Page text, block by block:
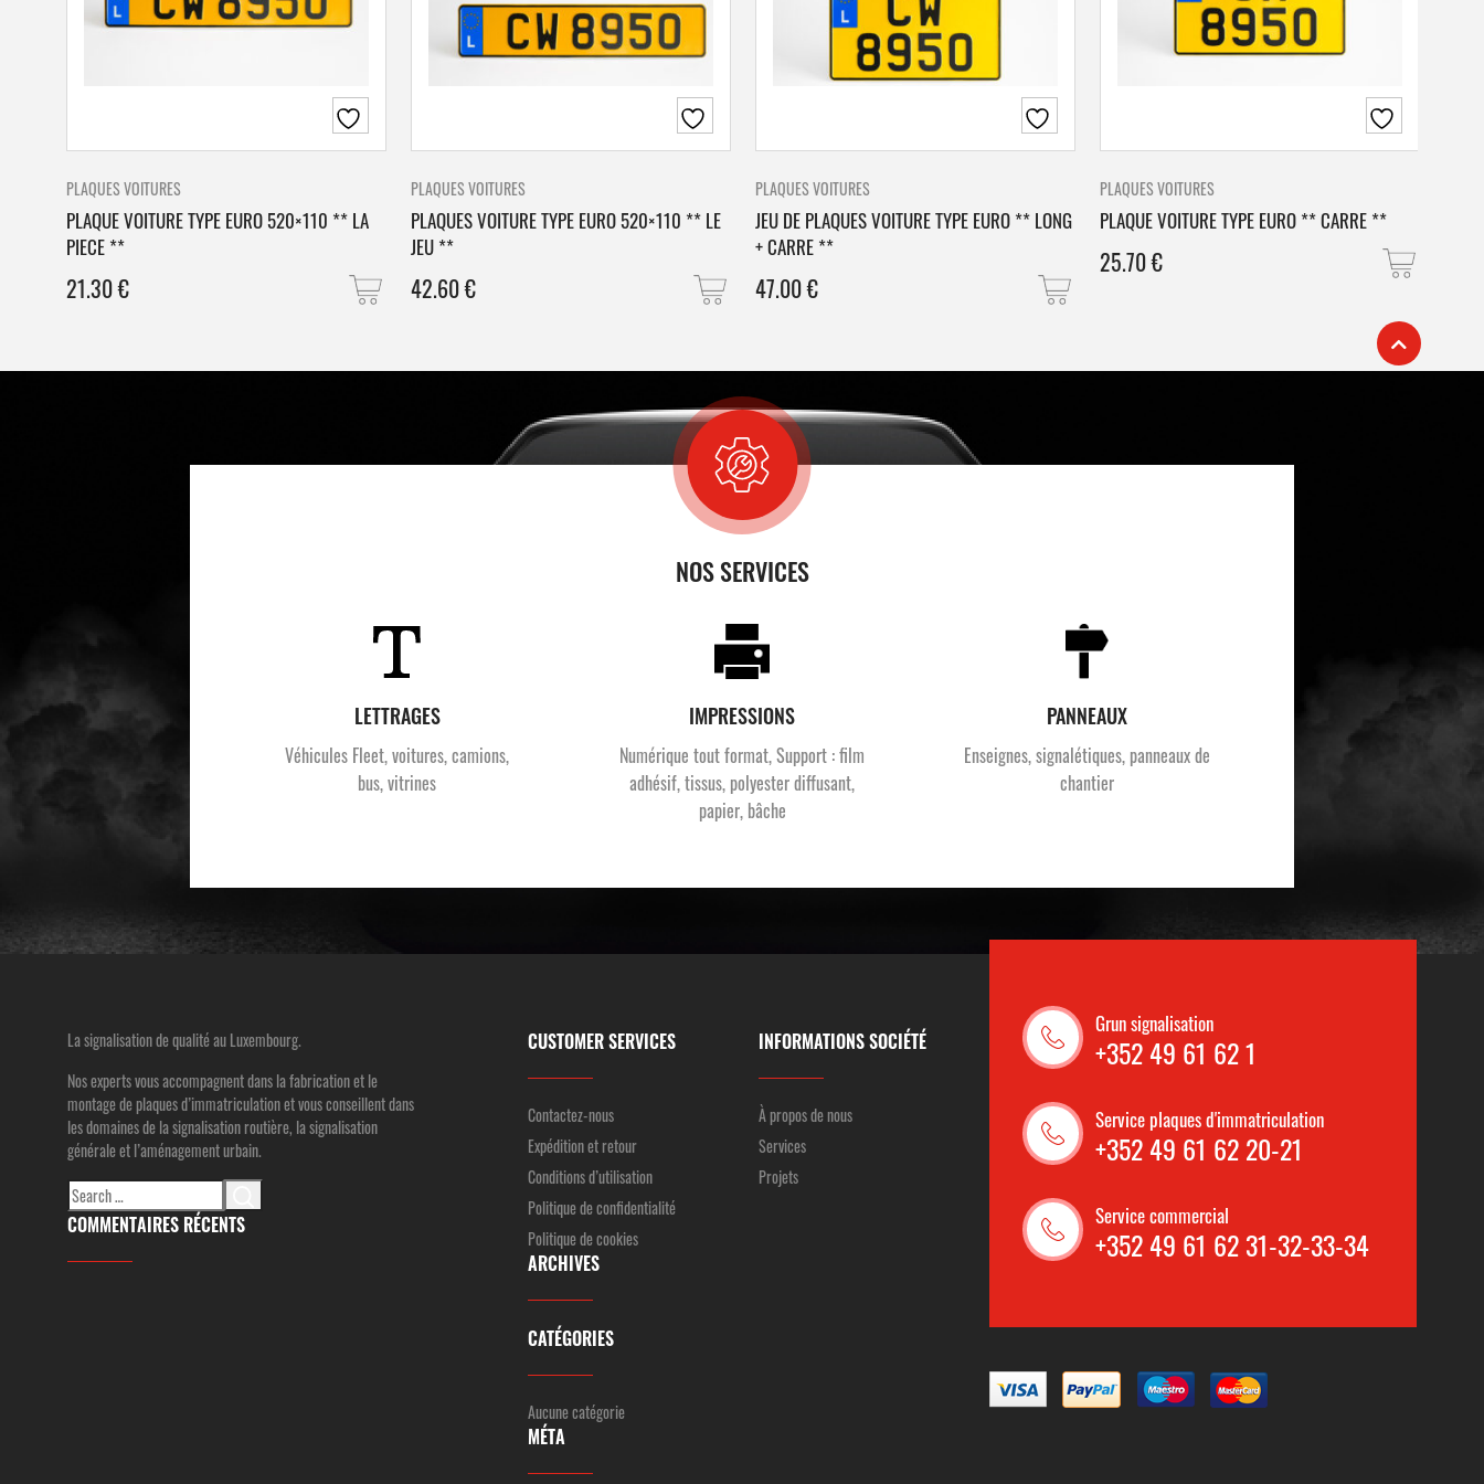
PLAQUES VOITURES
PLAQUE VOITURE TYPE EURO 520×110 ** LA
PIECE **
21.30€
PLAQUES VOITURES
PLAQUES VOITURE TYPE EURO 520×110 ** LE
JEU **
42.60€
PLAQUES VOITURES
JEU DE PLAQUES VOITURE TYPE EURO ** LONG
+ CARRE **
47.00€
PLAQUES VOITURES
PLAQUE VOITURE TYPE EURO ** CARRE **
25.70€
NOS SERVICES
LETTRAGES
Véhicules Fleet, voitures, camions,
bus, vitrines
IMPRESSIONS
Numérique tout format, Support : film
adhésif, tissus, polyester diffusant,
papier, bâche
PANNEAUX
Enseignes, signalétiques, panneaux de
chantier
La signalisation de qualité au Luxembourg.
Nos experts vous accompagnent dans la fabrication et le
montage de plaques d’immatriculation et vous conseillent dans
les domaines de la signalisation routière, la signalisation
générale et l’aménagement urbain.
Search
for:
COMMENTAIRES RÉCENTS
CUSTOMER SERVICES
Contactez-nous
Expédition et retour
Conditions d’utilisation
Politique de confidentialité
Politique de cookies
ARCHIVES
CATÉGORIES
Aucune catégorie
MÉTA
INFORMATIONS SOCIÉTÉ
À propos de nous
Services
Projets
Grun signalisation
+352 49 61 62 1
Service plaques d'immatriculation
+352 49 61 62 20-21
Service commercial
+352 49 61 62 31-32-33-34